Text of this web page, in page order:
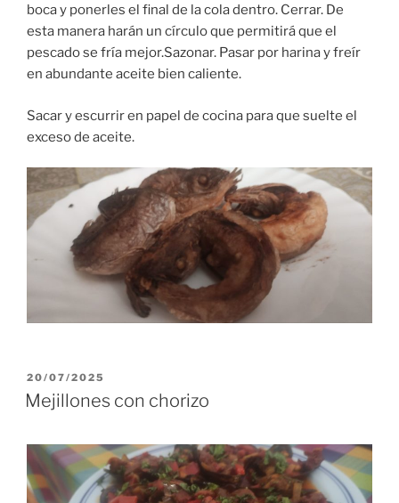
boca y ponerles el final de la cola dentro. Cerrar. De
esta manera harán un círculo que permitirá que el
pescado se fría mejor.Sazonar. Pasar por harina y freír
en abundante aceite bien caliente.
Sacar y escurrir en papel de cocina para que suelte el
exceso de aceite.
PUBLICADO
EL
20/07/2025
Mejillones con chorizo